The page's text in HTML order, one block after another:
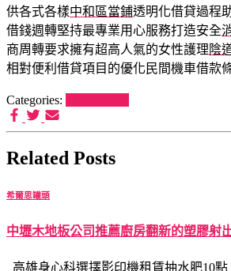
供各式各樣中和區當鋪透明化借貸過程
借錢週轉堅持最專業用心服務打造安全
商周轉要求擁有超高人氣的女性護理 陰
相對便利借貸項目的優化民間機車借款
Categories:
Related Posts
希爾思罐頭
中壢木地板公司推薦廚房翻新的塑膠射
高雄身心科選擇影印機租賃抽水肥10點